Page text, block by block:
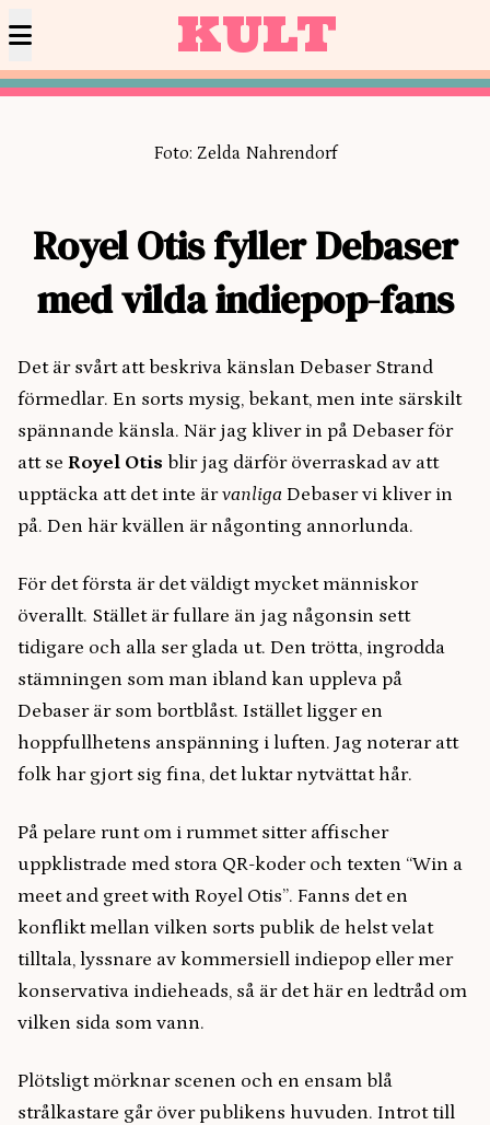
KULT
Foto: Zelda Nahrendorf
Royel Otis fyller Debaser
med vilda indiepop-fans
Det är svårt att beskriva känslan Debaser Strand
förmedlar. En sorts mysig, bekant, men inte särskilt
spännande känsla. När jag kliver in på Debaser för
att se Royel Otis blir jag därför överraskad av att
upptäcka att det inte ärvanliga Debaser vi kliver in
på. Den här kvällen är någonting annorlunda.
För det första är det väldigt mycket människor
överallt. Stället är fullare än jag någonsin sett
tidigare och alla ser glada ut. Den trötta, ingrodda
stämningen som man ibland kan uppleva på
Debaser är som bortblåst. Istället ligger en
hoppfullhetens anspänning i luften. Jag noterar att
folk har gjort sig fina, det luktar nytvättat hår.
På pelare runt om i rummet sitter affischer
uppklistrade med stora QR-koder och texten “Win a
meet and greet with Royel Otis”. Fanns det en
konflikt mellan vilken sorts publik de helst velat
tilltala, lyssnare av kommersiell indiepop eller mer
konservativa indieheads, så är det här en ledtråd om
vilken sida som vann.
Plötsligt mörknar scenen och en ensam blå
strålkastare går över publikens huvuden. Introt till